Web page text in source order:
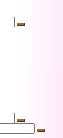
Suche
Suche
Suche